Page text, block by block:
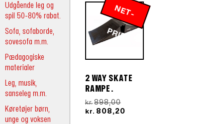
Udgående leg og
spil 50-80% rabat.
Sofa, sofaborde,
sovesofa m.m.
Pædagogiske
materialer
Leg, musik,
sanseleg m.m.
Køretøjer børn,
unge og voksen
N
E
T
-
P
R
IS
2 WAY SKATE
RAMPE.
kr. 898,00Den
oprindelige
kr. 808,20Den